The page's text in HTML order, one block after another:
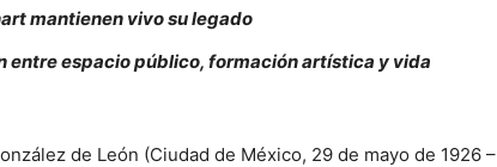
mantienen vivo su legado
entre espacio público, formación artística y vida
de León (Ciudad de México, 29 de mayo de 1926 –